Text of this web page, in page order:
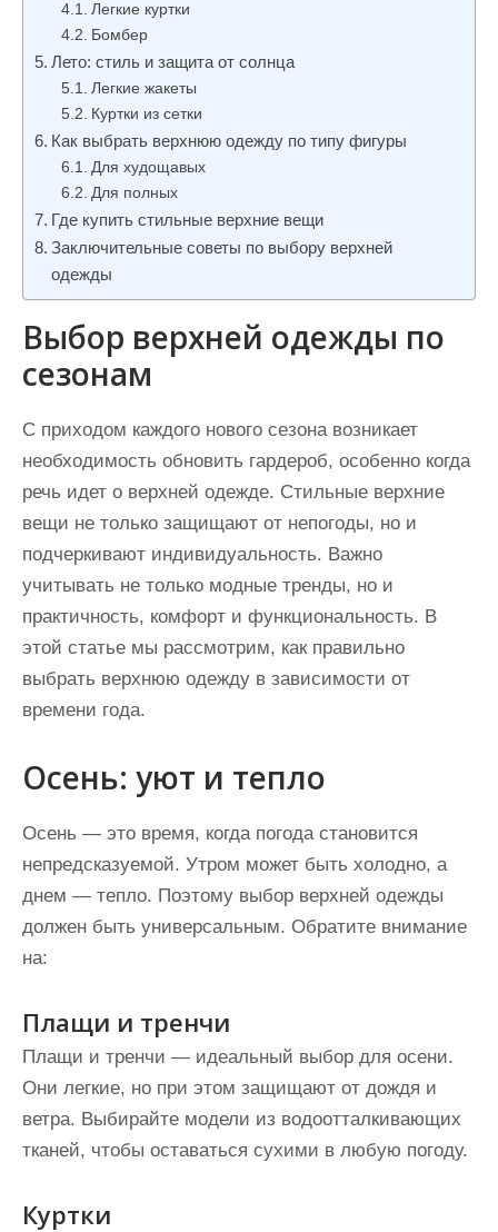
Легкие куртки
Бомбер
Лето: стиль и защита от солнца
Легкие жакеты
Куртки из сетки
Как выбрать верхнюю одежду по типу фигуры
Для худощавых
Для полных
Где купить стильные верхние вещи
Заключительные советы по выбору верхней
одежды
Выбор верхней одежды по
сезонам
С приходом каждого нового сезона возникает
необходимость обновить гардероб, особенно когда
речь идет о верхней одежде. Стильные верхние
вещи не только защищают от непогоды, но и
подчеркивают индивидуальность. Важно
учитывать не только модные тренды, но и
практичность, комфорт и функциональность. В
этой статье мы рассмотрим, как правильно
выбрать верхнюю одежду в зависимости от
времени года.
Осень: уют и тепло
Осень — это время, когда погода становится
непредсказуемой. Утром может быть холодно, а
днем — тепло. Поэтому выбор верхней одежды
должен быть универсальным. Обратите внимание
на:
Плащи и тренчи
Плащи и тренчи — идеальный выбор для осени.
Они легкие, но при этом защищают от дождя и
ветра. Выбирайте модели из водоотталкивающих
тканей, чтобы оставаться сухими в любую погоду.
Куртки